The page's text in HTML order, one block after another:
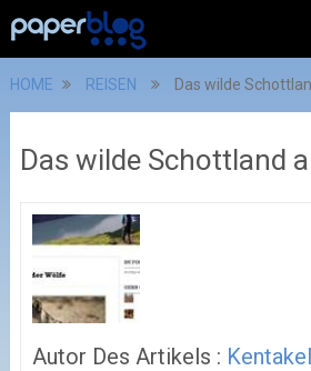
HOME REISEN Das wilde
Das wilde Schottland
Autor Des Artikels : Kentakel